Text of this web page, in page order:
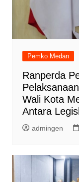
Pemko Medan
Ranperda
Wali Kota
Antara
admingen